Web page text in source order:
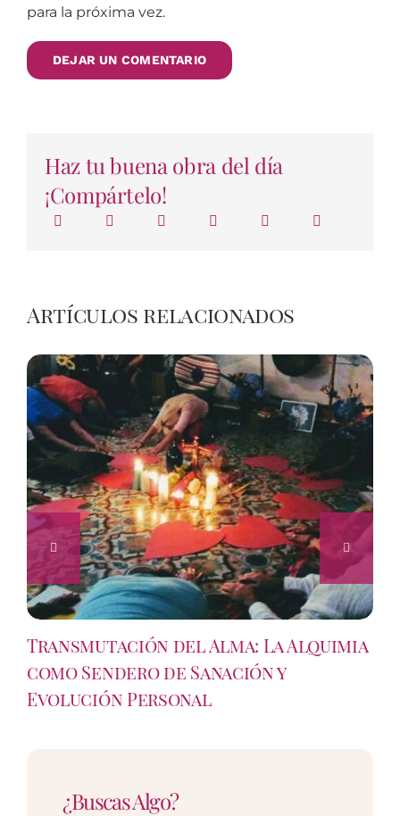
para la próxima vez.
Haz tu buena obra del día
¡Compártelo!
Artículos relacionados
Transmutación del Alma: La Alquimia
como Sendero de Sanación y
Evolución Personal
¿Buscas Algo?